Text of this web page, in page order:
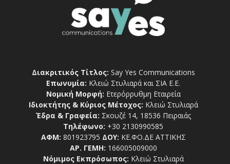
Διακριτικός Τίτλος: Say Yes Communications
Επωνυμία: Κλειώ Στυλιαρά και ΣΙΑ Ε.Ε.
Νομική Μορφή: Ετερόρρυθμη Εταιρεία
Ιδιοκτήτης & Κύριος Μέτοχος: Κλειώ Στυλιαρά
Έδρα & Γραφεία: Σκουζέ 14, 18536 Πειραιάς
Τηλέφωνο: +30 2130990585
ΑΦΜ: 801923795 ΔΟΥ: ΚΕ.ΦΟ.ΔΕ ΑΤΤΙΚΗΣ
ΑΡ. ΓΕΜΗ: 166005009000
Νόμιμος Εκπρόσωπος: Κλειώ Στυλιαρά